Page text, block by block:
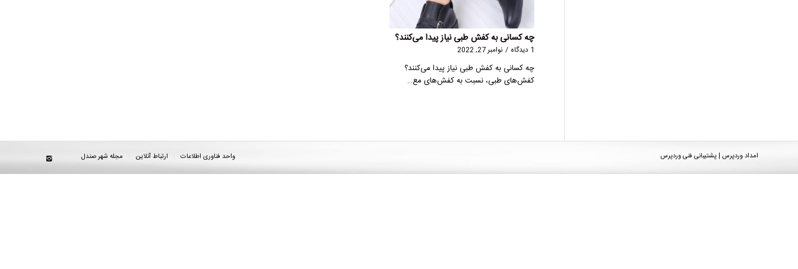
چه کسانی به کفش طبی نیاز پیدا می‌کنند؟
1 دیدگاه / نوامبر 27, 2022
چه کسانی به کفش طبی نیاز پیدا می‌کنند؟
کفش‌های طبی، نسبت به کفش‌های مع…
امداد وردپرس | پشتیبانی فنی وردپرس واحد فناوری اطلاعات ارتباط آنلاین مجله شهر صندل